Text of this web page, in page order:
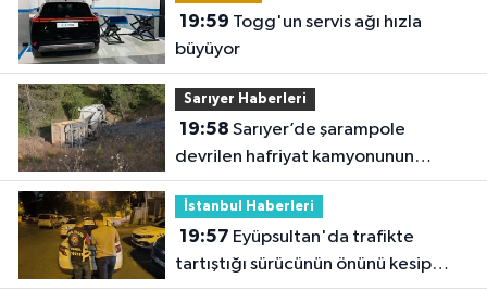
19:59
büyüyor
Sarıyer Haberleri
19:58
devrilen hafriyat kamyonunun
şoförü yaralandı
İstanbul Haberleri
19:57
tartıştığı sürücünün önünü kesip